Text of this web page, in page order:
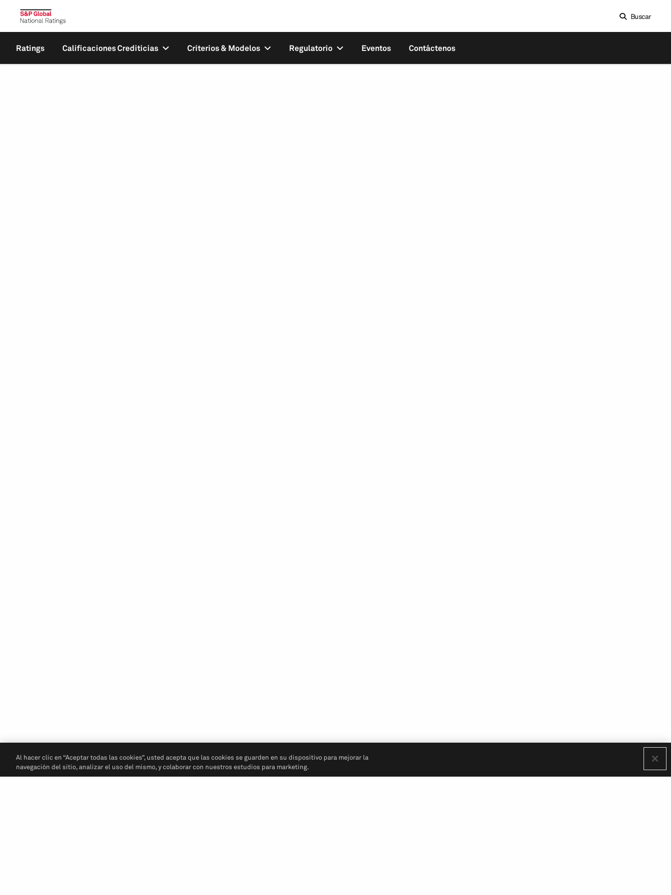
Buscar
Ratings Calificaciones Crediticias Criterios & Modelos Regulatorio Eventos Contáctenos
Al hacer clic en “Aceptar todas las cookies”, usted acepta que las cookies se guarden en su dispositivo para mejorar la
navegación del sitio, analizar el uso del mismo, y colaborar con nuestros estudios para marketing.